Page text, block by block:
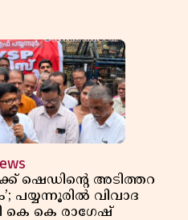
ഷെഡിൻ്റെ അടിത്തറ
പയ്യന്നൂരിൽ വിവാദ
കെ കെ രാഗേഷ്